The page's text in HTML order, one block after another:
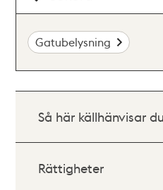
Gatubelysning
Så här källhänvisar
Rättigheter